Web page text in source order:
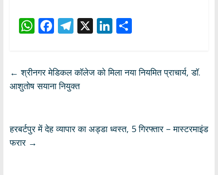
W
s
A
p
F
b
o
T
gr
a
X Li
e
S
e
← श्रीनगर मेडिकल कॉलेज को मिला नया नियमित प्राचार्य, डॉ.
आशुतोष सयाना नियुक्त
हरबर्टपुर में देह व्यापार का अड्डा ध्वस्त, 5 गिरफ्तार – मास्टरमाइंड
फरार →